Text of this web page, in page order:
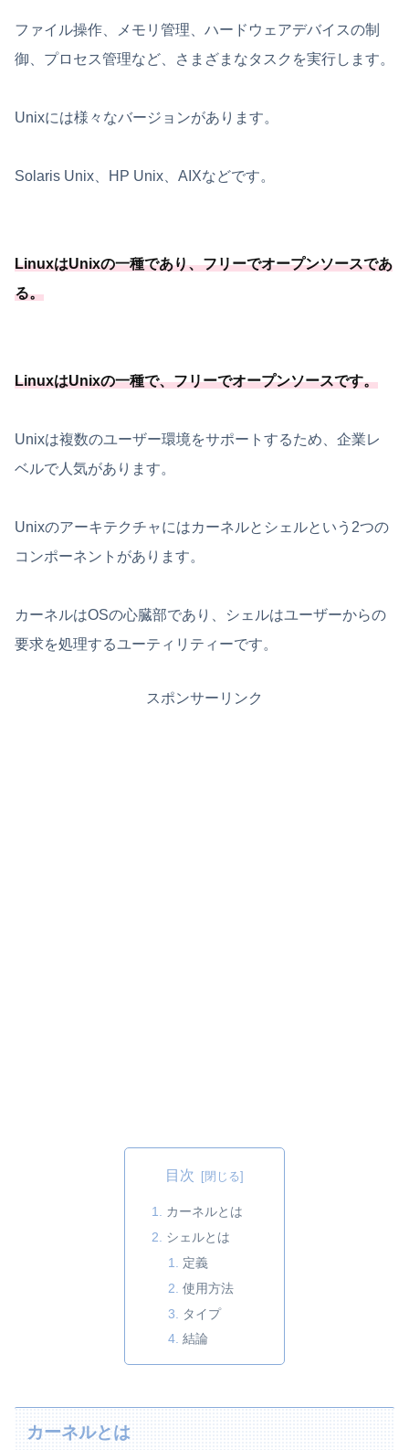
ファイル操作、メモリ管理、ハードウェアデバイスの制
御、プロセス管理など、さまざまなタスクを実行します。
Unixには様々なバージョンがあります。
Solaris Unix、HP Unix、AIXなどです。
LinuxはUnixの一種であり、フリーでオープンソースであ
る。
LinuxはUnixの一種で、フリーでオープンソースです。
Unixは複数のユーザー環境をサポートするため、企業レ
ベルで人気があります。
Unixのアーキテクチャにはカーネルとシェルという2つの
コンポーネントがあります。
カーネルはOSの心臓部であり、シェルはユーザーからの
要求を処理するユーティリティーです。
スポンサーリンク
目次
カーネルとは
シェルとは
定義
使用方法
タイプ
結論
カーネルとは